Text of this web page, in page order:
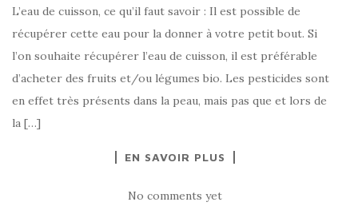
L’eau de cuisson, ce qu’il faut savoir : Il est possible de
récupérer cette eau pour la donner à votre petit bout. Si
l’on souhaite récupérer l’eau de cuisson, il est préférable
d’acheter des fruits et/ou légumes bio. Les pesticides sont
en effet très présents dans la peau, mais pas que et lors de
la […]
EN SAVOIR PLUS
No comments yet